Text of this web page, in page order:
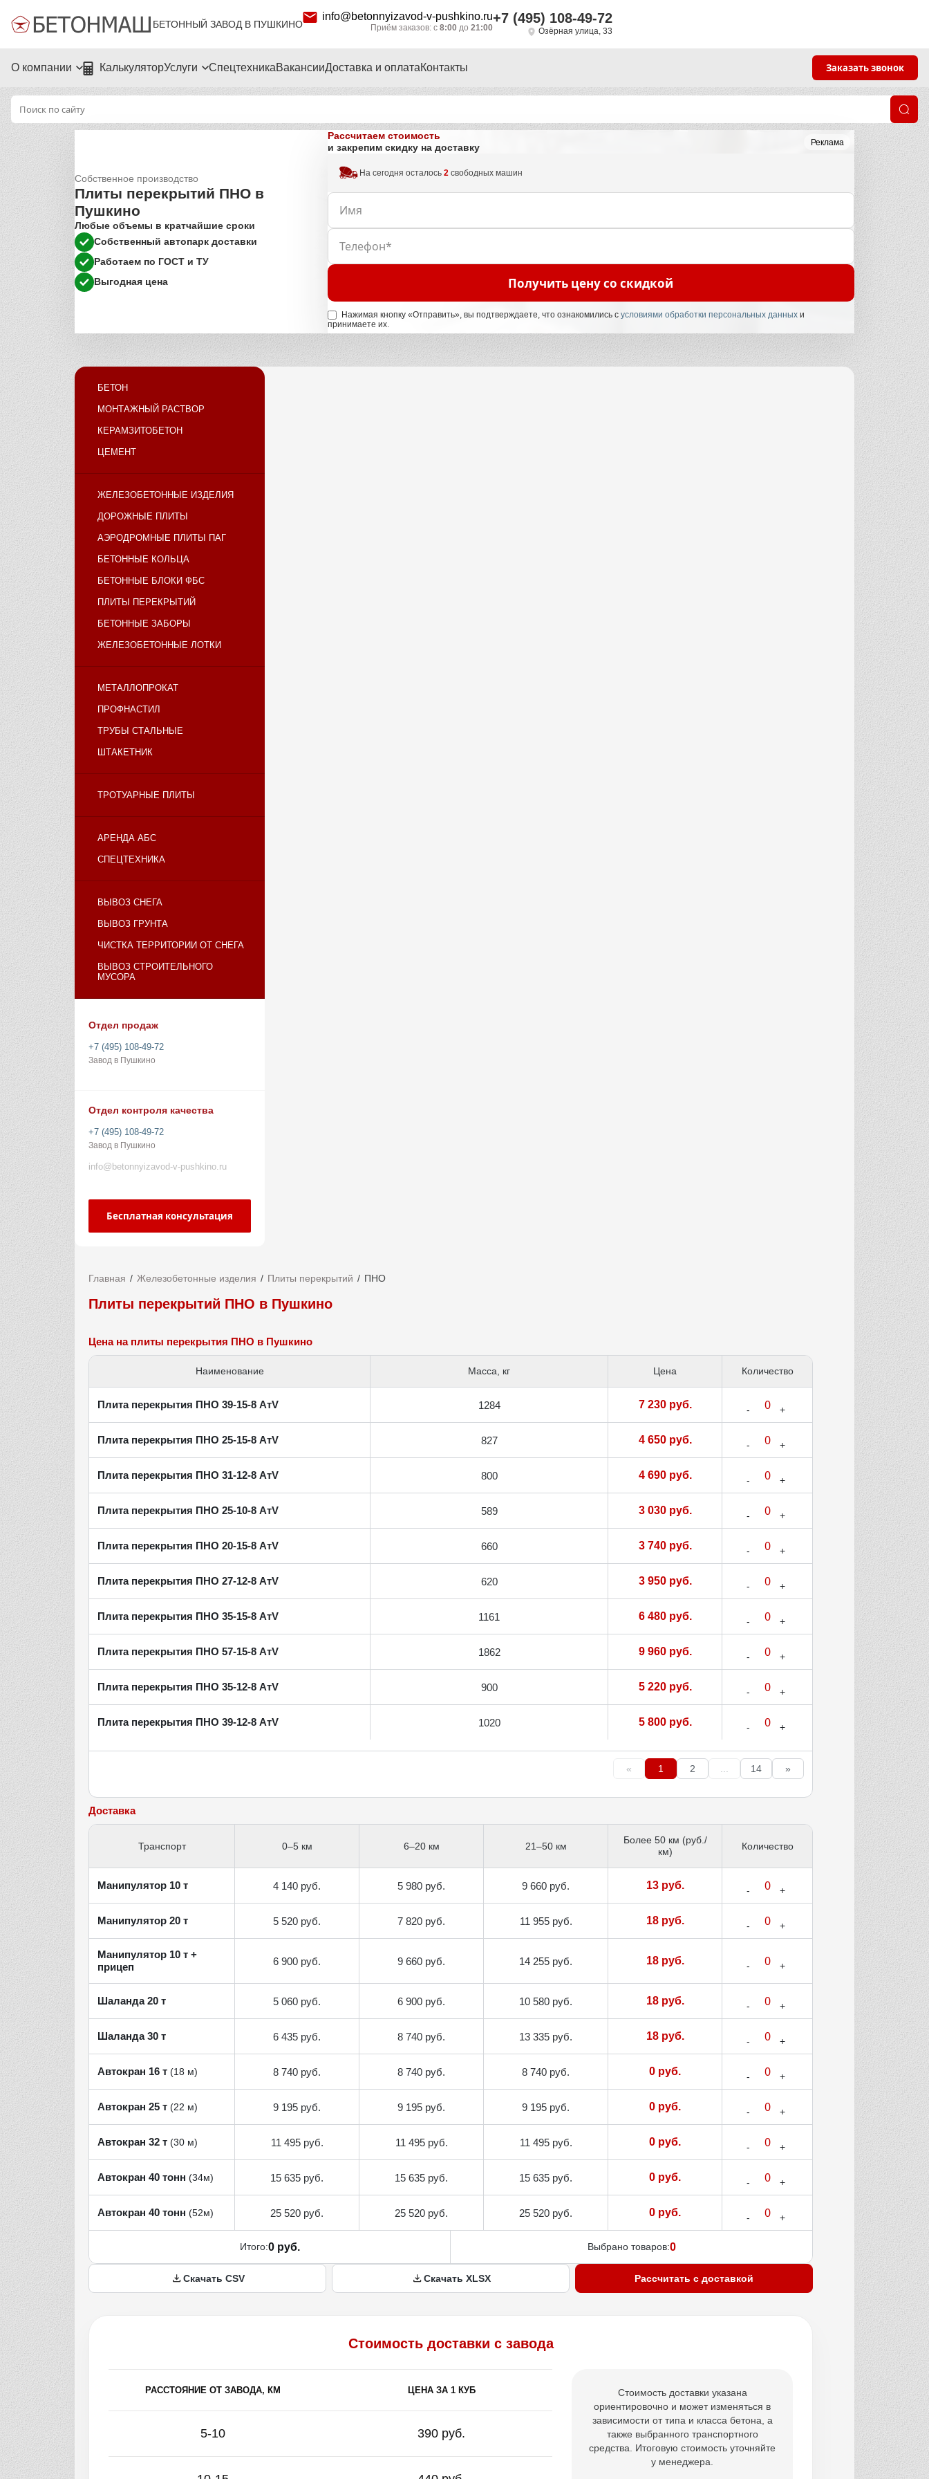
БЕТОННЫЙ ЗАВОД В ПУШКИНО
info@betonnyizavod-v-pushkino.ru
Приём заказов: с 8:00 до 21:00
+7 (495) 108-49-72
Озёрная улица, 33
О компании КалькуляторУслуги СпецтехникаВакансииДоставка и оплатаКонтакты Заказать звонок
Реклама
Собственное производство
Плиты перекрытий ПНО в
Пушкино
Любые объемы в кратчайшие сроки
Собственный автопарк доставки
Работаем по ГОСТ и ТУ
Выгодная цена
Рассчитаем стоимость
и закрепим скидку на доставку
На сегодня осталось 2свободных машин
Получить цену со скидкой
Нажимая кнопку «Отправить», вы подтверждаете, что ознакомились с условиями обработки персональных данныхи
принимаете их.
БЕТОН
МОНТАЖНЫЙ РАСТВОР
КЕРАМЗИТОБЕТОН
ЦЕМЕНТ
ЖЕЛЕЗОБЕТОННЫЕ ИЗДЕЛИЯ
ДОРОЖНЫЕ ПЛИТЫ
АЭРОДРОМНЫЕ ПЛИТЫ ПАГ
БЕТОННЫЕ КОЛЬЦА
БЕТОННЫЕ БЛОКИ ФБС
ПЛИТЫ ПЕРЕКРЫТИЙ
БЕТОННЫЕ ЗАБОРЫ
ЖЕЛЕЗОБЕТОННЫЕ ЛОТКИ
МЕТАЛЛОПРОКАТ
ПРОФНАСТИЛ
ТРУБЫ СТАЛЬНЫЕ
ШТАКЕТНИК
ТРОТУАРНЫЕ ПЛИТЫ
АРЕНДА АБС
СПЕЦТЕХНИКА
ВЫВОЗ СНЕГА
ВЫВОЗ ГРУНТА
ЧИСТКА ТЕРРИТОРИИ ОТ СНЕГА
ВЫВОЗ СТРОИТЕЛЬНОГО
МУСОРА
Отдел продаж
+7 (495) 108-49-72
Завод в Пушкино
Отдел контроля качества
+7 (495) 108-49-72
Завод в Пушкино
info@betonnyizavod-v-pushkino.ru
Бесплатная консультация
Главная Железобетонные изделия Плиты перекрытий ПНО
Плиты перекрытий ПНО в Пушкино
Цена на плиты перекрытия ПНО в Пушкино
Наименование Масса, кг Цена Количество
Плита перекрытия ПНО 39-15-8 АтV 1284 7 230 руб.
Плита перекрытия ПНО 25-15-8 АтV 827 4 650 руб.
Плита перекрытия ПНО 31-12-8 АтV 800 4 690 руб.
Плита перекрытия ПНО 25-10-8 АтV 589 3 030 руб.
Плита перекрытия ПНО 20-15-8 АтV 660 3 740 руб.
Плита перекрытия ПНО 27-12-8 АтV 620 3 950 руб.
Плита перекрытия ПНО 35-15-8 АтV 1161 6 480 руб.
Плита перекрытия ПНО 57-15-8 АтV 1862 9 960 руб.
Плита перекрытия ПНО 35-12-8 АтV 900 5 220 руб.
Плита перекрытия ПНО 39-12-8 АтV 1020 5 800 руб.
« 1 2 ... 14 »
Доставка
Транспорт 0–5 км 6–20 км 21–50 км
Более 50 км (руб./
км)
Количество
Манипулятор 10 т 4 140 руб. 5 980 руб. 9 660 руб. 13 руб.
Манипулятор 20 т 5 520 руб. 7 820 руб. 11 955 руб. 18 руб.
Манипулятор 10 т +
прицеп
6 900 руб. 9 660 руб. 14 255 руб. 18 руб.
Шаланда 20 т 5 060 руб. 6 900 руб. 10 580 руб. 18 руб.
Шаланда 30 т 6 435 руб. 8 740 руб. 13 335 руб. 18 руб.
Автокран 16 т (18 м) 8 740 руб. 8 740 руб. 8 740 руб. 0 руб.
Автокран 25 т (22 м) 9 195 руб. 9 195 руб. 9 195 руб. 0 руб.
Автокран 32 т (30 м) 11 495 руб. 11 495 руб. 11 495 руб. 0 руб.
Автокран 40 тонн (34м) 15 635 руб. 15 635 руб. 15 635 руб. 0 руб.
Автокран 40 тонн (52м) 25 520 руб. 25 520 руб. 25 520 руб. 0 руб.
Итого:0 руб. Выбрано товаров:0
Скачать CSV Скачать XLSX Рассчитать с доставкой
Стоимость доставки с завода
РАССТОЯНИЕ ОТ ЗАВОДА, КМ ЦЕНА ЗА 1 КУБ
5-10 390 руб.
Стоимость доставки указана
ориентировочно и может изменяться в
зависимости от типа и класса бетона, а
также выбранного транспортного
средства. Итоговую стоимость уточняйте
у менеджера.